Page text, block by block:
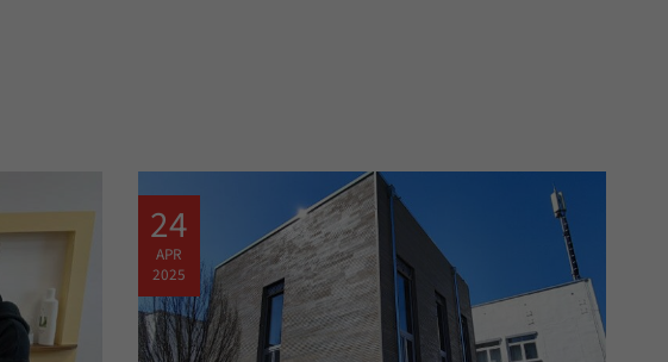
24
APR
2025